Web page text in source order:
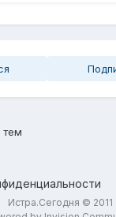
тем
Истра.Сегодня © 2011